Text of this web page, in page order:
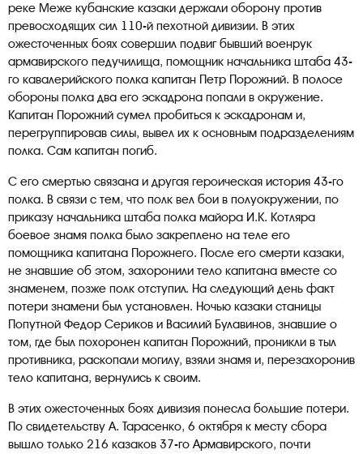
реке Меже кубанские казаки держали оборону против
превосходящих сил 110-й пехотной дивизии. В этих
ожесточенных боях совершил подвиг бывший военрук
армавирского педучилища, помощник начальника штаба 43-
го кавалерийского полка капитан Петр Порожний. В полосе
обороны полка два его эскадрона попали в окружение.
Капитан Порожний сумел пробиться к эскадронам и,
перегруппировав силы, вывел их к основным подразделениям
полка. Сам капитан погиб.
С его смертью связана и другая героическая история 43-го
полка. В связи с тем, что полк вел бои в полуокружении, по
приказу начальника штаба полка майора И.К. Котляра
боевое знамя полка было закреплено на теле его
помощника капитана Порожнего. После его смерти казаки,
не знавшие об этом, захоронили тело капитана вместе со
знаменем, позже полк отступил. На следующий день факт
потери знамени был установлен. Ночью казаки станицы
Попутной Федор Сериков и Василий Булавинов, знавшие о
том, где был похоронен капитан Порожний, проникли в тыл
противника, раскопали могилу, взяли знамя и, перезахоронив
тело капитана, вернулись к своим.
В этих ожесточенных боях дивизия понесла большие потери.
По свидетельству А. Тарасенко, 6 октября к месту сбора
вышло только 216 казаков 37-го Армавирского, почти